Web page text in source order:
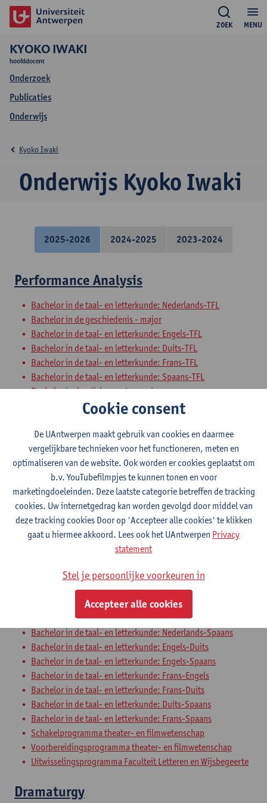
MENU
ZOEK
KYOKO IWAKI
hoofddocent
Onderzoek
Publicaties
Onderwijs
Onderwijs Kyoko Iwaki
Kyoko Iwaki
2025-2026 2024-2025 2023-2024
Performance Analysis
Bachelor in de taal- en letterkunde: Nederlands-TFL
Bachelor in de geschiedenis - major
Bachelor in de taal- en letterkunde: Engels-TFL
Bachelor in de taal- en letterkunde: Duits-TFL
Bachelor in de taal- en letterkunde: Frans-TFL
Bachelor in de taal- en letterkunde: Spaans-TFL
Bachelor in de wijsbegeerte - major
Schakelprogramma theater- en filmwetenschap
Theatre Histories
Bachelor in de geschiedenis
Bachelor in de taal- en letterkunde: Nederlands-TFL
Bachelor in de geschiedenis - major
Bachelor in de taal- en letterkunde: Engels-TFL
Bachelor in de taal- en letterkunde: Duits-TFL
Bachelor in de taal- en letterkunde: Frans-TFL
Bachelor in de wijsbegeerte - major
Bachelor in de taal- en letterkunde: Nederlands-Frans
Bachelor in de taal- en letterkunde: Nederlands-Engels
Bachelor in de taal- en letterkunde: Nederlands-Duits
Bachelor in de taal- en letterkunde: Nederlands-Spaans
Bachelor in de taal- en letterkunde: Engels-Duits
Bachelor in de taal- en letterkunde: Engels-Spaans
Bachelor in de taal- en letterkunde: Frans-Engels
Bachelor in de taal- en letterkunde: Frans-Duits
Bachelor in de taal- en letterkunde: Duits-Spaans
Bachelor in de taal- en letterkunde: Frans-Spaans
Schakelprogramma theater- en filmwetenschap
Voorbereidingsprogramma theater- en filmwetenschap
Uitwisselingsprogramma Faculteit Letteren en Wijsbegeerte
Dramaturgy
Cookie consent
De UAntwerpen maakt gebruik van cookies en daarmee
vergelijkbare technieken voor het functioneren, meten en
optimaliseren van de website. Ook worden er cookies geplaatst om
b.v. YouTubefilmpjes te kunnen tonen en voor
marketingdoeleinden. Deze laatste categorie betreffen de tracking
cookies. Uw internetgedrag kan worden gevolgd door middel van
deze tracking cookies Door op 'Accepteer alle cookies' te klikken
gaat u hiermee akkoord. Lees ook het UAntwerpen Privacy
statement
Stel je persoonlijke voorkeuren in
Accepteer alle cookies